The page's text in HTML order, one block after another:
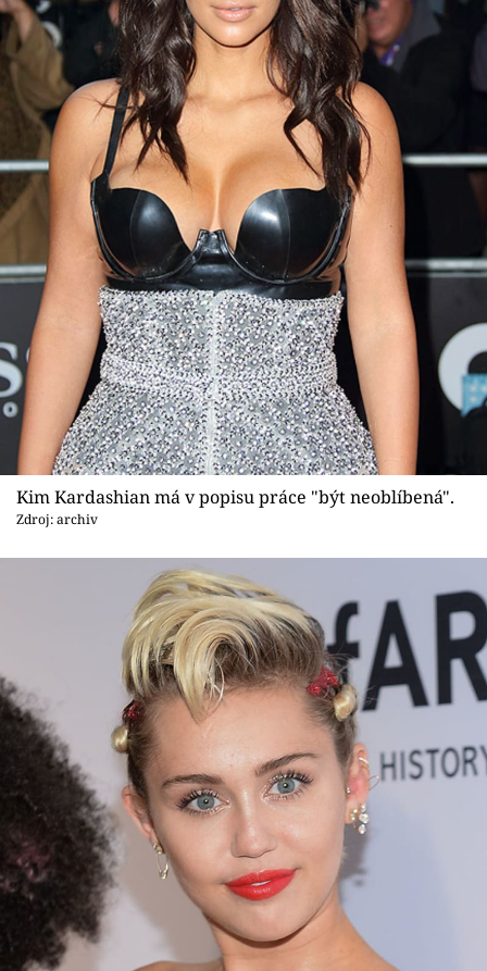
Kim Kardashian má v popisu práce "být neoblíbená".
Zdroj: archiv